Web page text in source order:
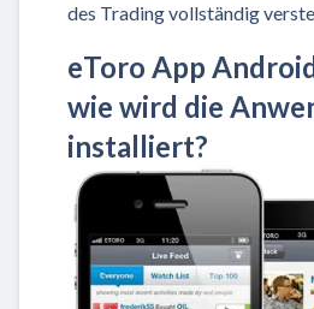
des Trading vollständig
eToro App
wie wird die
installiert?